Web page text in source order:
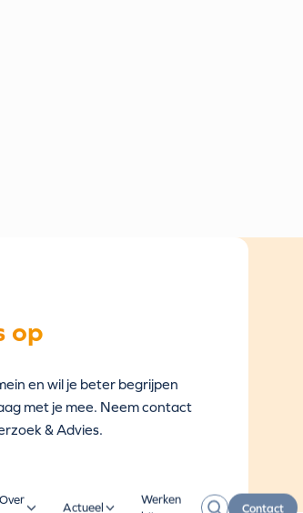
Over
Actueel
Werken
Contact
op
en wil je beter begrijpen
met je mee. Neem contact
& Advies.